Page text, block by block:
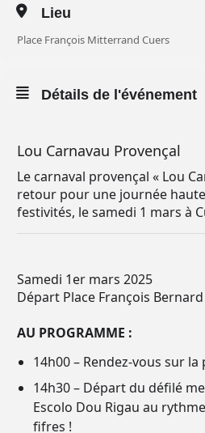
Lieu
Place François Mitterrand Cuers
Détails de l'événement
Lou Carnavau Provençal
Le carnaval provençal « Lou
retour pour une journée
festivités, le samedi 1 mars à
Samedi 1er mars 2025
Départ Place François Bernard
AU PROGRAMME :
14h00 – Rendez-vous sur
14h30 – Départ du défilé
Escolo Dou Rigau au
fifres !